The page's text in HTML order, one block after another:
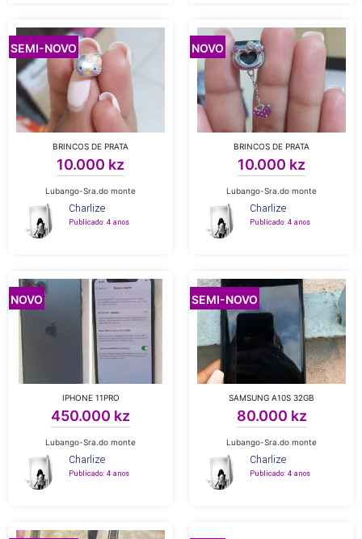
SEMI-NOVO
BRINCOS DE PRATA
10.000 kz
Lubango-Sra.do monte
Charlize
Publicado: 4 anos
NOVO
BRINCOS DE PRATA
10.000 kz
Lubango-Sra.do monte
Charlize
Publicado: 4 anos
NOVO
IPHONE 11PRO
450.000 kz
Lubango-Sra.do monte
Charlize
Publicado: 4 anos
SEMI-NOVO
SAMSUNG A10S 32GB
80.000 kz
Lubango-Sra.do monte
Charlize
Publicado: 4 anos